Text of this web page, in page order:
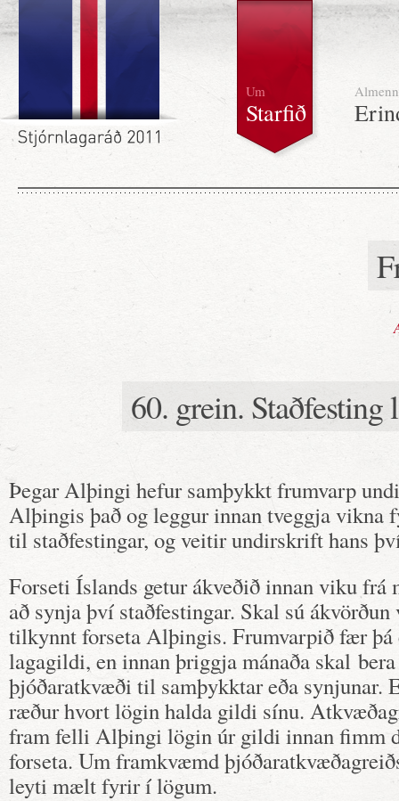
Um
Starfið
Almenn
60. grein. Staðfesting
Þegar Alþingi hefur samþykkt frumvarp
Alþingis það og leggur innan tveggja vikna
til staðfestingar, og veitir undirskrift hans
Forseti Íslands getur ákveðið innan viku frá
að synja því staðfestingar. Skal sú ákvörðun
tilkynnt forseta Alþingis. Frumvarpið fær þá
lagagildi, en innan þriggja mánaða skal
þjóðaratkvæði til samþykktar eða synjunar.
ræður hvort lögin halda gildi sínu.
fram felli Alþingi lögin úr gildi innan fimm
forseta. Um framkvæmd
leyti mælt fyrir í lögum.